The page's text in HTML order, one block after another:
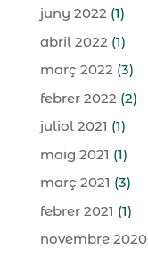
juny 2022 (1)
abril 2022 (1)
març 2022 (3)
febrer 2022 (2)
juliol 2021 (1)
maig 2021 (1)
març 2021 (3)
febrer 2021 (1)
novembre 2020